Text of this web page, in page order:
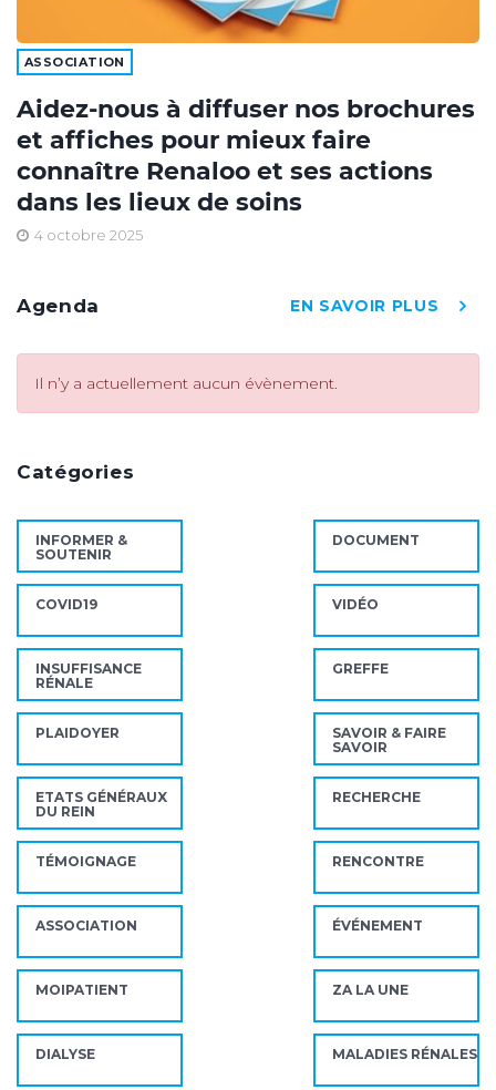
ASSOCIATION
Aidez-nous à diffuser nos brochures
et affiches pour mieux faire
connaître Renaloo et ses actions
dans les lieux de soins
4 octobre 2025
Agenda EN SAVOIR PLUS
Il n’y a actuellement aucun évènement.
Catégories
INFORMER &
SOUTENIR
DOCUMENT
COVID19 VIDÉO
INSUFFISANCE
RÉNALE
GREFFE
PLAIDOYER
SAVOIR & FAIRE
SAVOIR
ETATS GÉNÉRAUX
DU REIN
RECHERCHE
TÉMOIGNAGE RENCONTRE
ASSOCIATION ÉVÉNEMENT
MOIPATIENT ZA LA UNE
DIALYSE MALADIES RÉNALES